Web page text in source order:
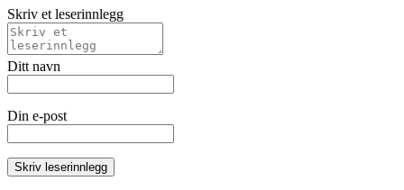
Skriv et leserinnlegg
Ditt navn
Din e-post
Skriv leserinnlegg